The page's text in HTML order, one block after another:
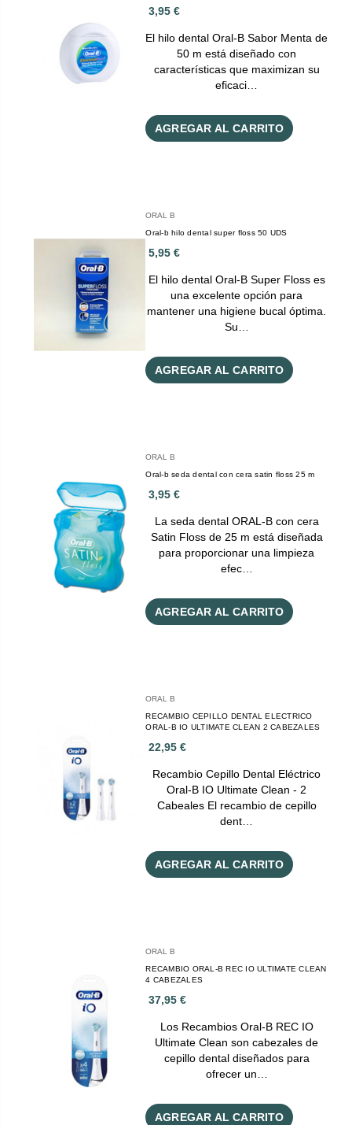
3,95 €
El hilo dental Oral-B Sabor Menta de
50 m está diseñado con
características que maximizan su
eficaci…
AGREGAR AL CARRITO
ORAL B
Oral-b hilo dental super floss 50 UDS
5,95 €
El hilo dental Oral-B Super Floss es
una excelente opción para
mantener una higiene bucal óptima.
Su…
AGREGAR AL CARRITO
ORAL B
Oral-b seda dental con cera satin floss 25 m
3,95 €
La seda dental ORAL-B con cera
Satin Floss de 25 m está diseñada
para proporcionar una limpieza
efec…
AGREGAR AL CARRITO
ORAL B
RECAMBIO CEPILLO DENTAL ELECTRICO
ORAL-B IO ULTIMATE CLEAN 2 CABEZALES
22,95 €
Recambio Cepillo Dental Eléctrico
Oral-B IO Ultimate Clean - 2
Cabeales El recambio de cepillo
dent…
AGREGAR AL CARRITO
ORAL B
RECAMBIO ORAL-B REC IO ULTIMATE CLEAN
4 CABEZALES
37,95 €
Los Recambios Oral-B REC IO
Ultimate Clean son cabezales de
cepillo dental diseñados para
ofrecer un…
AGREGAR AL CARRITO